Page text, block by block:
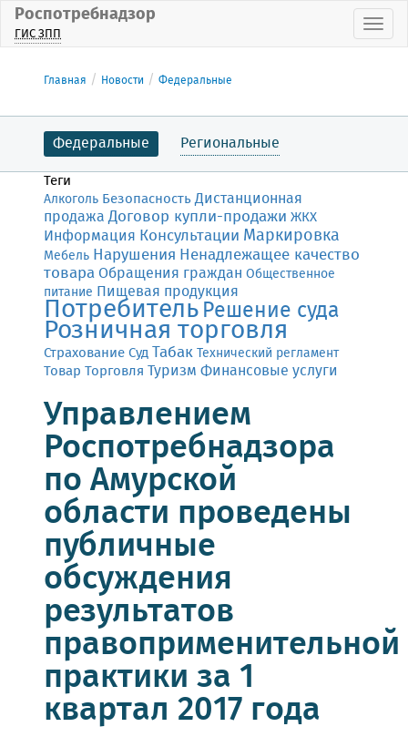
Роспотребнадзор
ГИС ЗПП
Главная Новости Федеральные
Федеральные Региональные
Теги
Алкоголь БезопасностьДистанционная
продажа Договор купли-продажи ЖКХ
Информация Консультации Маркировка
Мебель Нарушения Ненадлежащее качество
товара Обращения граждан Общественное
питание Пищевая продукция
ПотребительРешение суда
Розничная торговля
СтрахованиеСудТабакТехнический регламент
Товар Торговля Туризм Финансовые услуги
Управлением
Роспотребнадзора
по Амурской
области проведены
публичные
обсуждения
результатов
правоприменительной
практики за 1
квартал 2017 года